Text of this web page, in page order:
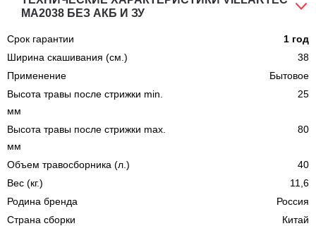
MA2038 БЕЗ АКБ И ЗУ
Срок гарантии
1 год
Ширина скашивания (см.)
38
Применение
Бытовое
Высота травы после стрижки min.
мм
25
Высота травы после стрижки max.
мм
80
Объем травосборника (л.)
40
Вес (кг.)
11,6
Родина бренда
Россия
Страна сборки
Китай